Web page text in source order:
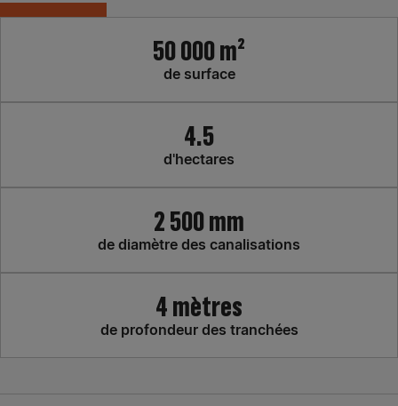
50 000 m²
de surface
4.5
d'hectares
2 500 mm
de diamètre des canalisations
4 mètres
de profondeur des tranchées